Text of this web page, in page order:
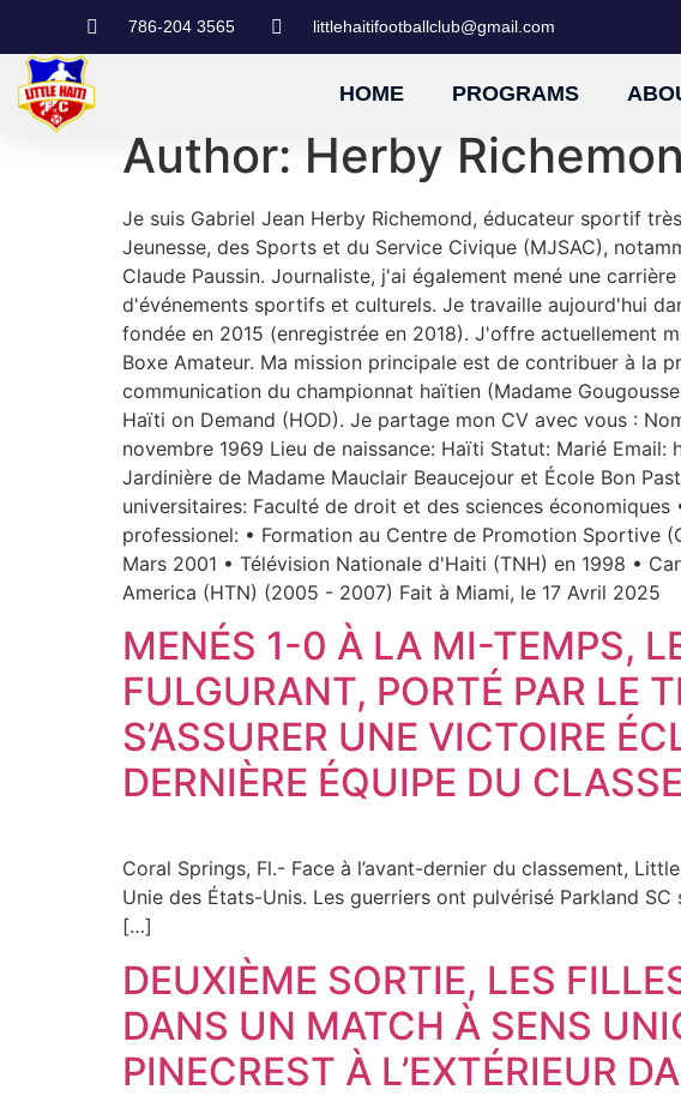
786-204 3565 littlehaitifootballclub@gmail.com
HOME PROGRAMS
Author: Herby
Je suis Gabriel Jean Herby Richemond, éducateur sportif
Jeunesse, des Sports et du Service Civique (MJSAC),
Claude Paussin. Journaliste, j'ai également mené une
d'événements sportifs et culturels. Je travaille aujourd'hui
fondée en 2015 (enregistrée en 2018). J'offre actuellement
Boxe Amateur. Ma mission principale est de contribuer à la
communication du championnat haïtien (Madame
Haïti on Demand (HOD). Je partage mon CV avec vous :
novembre 1969 Lieu de naissance: Haïti Statut: Marié
Jardinière de Madame Mauclair Beaucejour et École Bon
universitaires: Faculté de droit et des sciences
professionel: • Formation au Centre de Promotion Sportive
Mars 2001 • Télévision Nationale d'Haiti (TNH) en 1998 •
America (HTN) (2005 - 2007) Fait à Miami, le 17 Avril 2025
MENÉS 1-0 À LA MI-TEMPS,
FULGURANT, PORTÉ PAR LE
S’ASSURER UNE VICTOIRE
DERNIÈRE ÉQUIPE DU
Coral Springs, Fl.- Face à l’avant-dernier du classement,
Unie des États-Unis. Les guerriers ont pulvérisé Parkland
[…]
DEUXIÈME SORTIE, LES
DANS UN MATCH À SENS
PINECREST À L’EXTÉRIEUR